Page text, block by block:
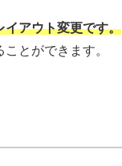
イアウト変更です。
とができます。